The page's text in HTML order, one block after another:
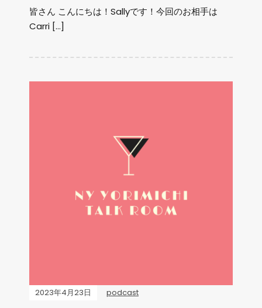
皆さん こんにちは！Sallyです！今回のお相手は
Carri […]
2023年4月23日 podcast